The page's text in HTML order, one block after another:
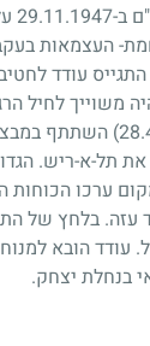
ב-29.11.1947
העצמאות
עודד
משוייך לחיל
השתתף
את תל-א-ריש.
ערכו הכוחות
עזה. בלחץ של
עודד הובא
בנחלת יצחק.